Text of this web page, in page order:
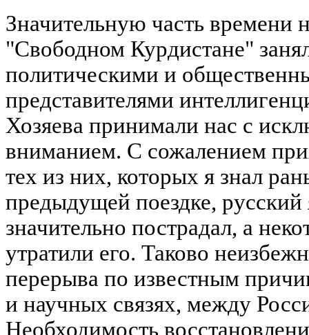
Значительную часть времени
"Свободном Курдистане"
политическими и
представителями
Хозяева принимали нас с
вниманием. С сожалением
тех из них, которых я знал
предыдущей поездке, русский
значительно пострадал, а
утратили его. Таково
перерыва по известным
и научных связях, между
Необходимость